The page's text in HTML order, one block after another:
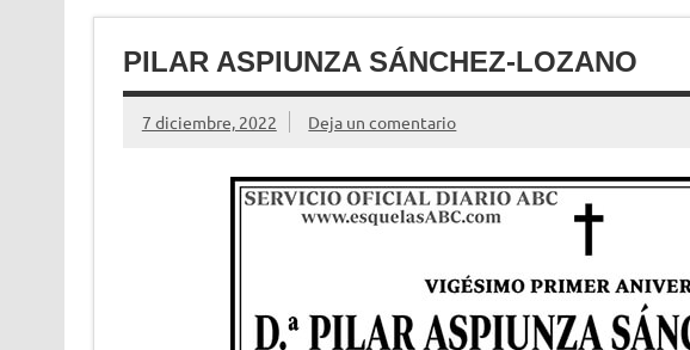
PILAR ASPIUNZA SÁNCHEZ-LOZANO
7 diciembre, 2022 Deja un comentario